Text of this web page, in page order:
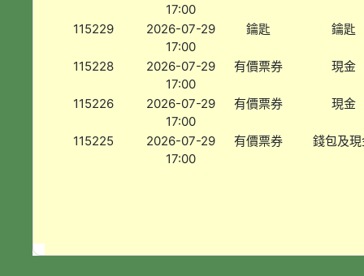
17:00
115229
2026-07-29
17:00
鑰匙 鑰匙
115228
2026-07-29
17:00
有價票券 現金
115226
2026-07-29
17:00
有價票券 現金
115225
2026-07-29
17:00
有價票券 錢包及